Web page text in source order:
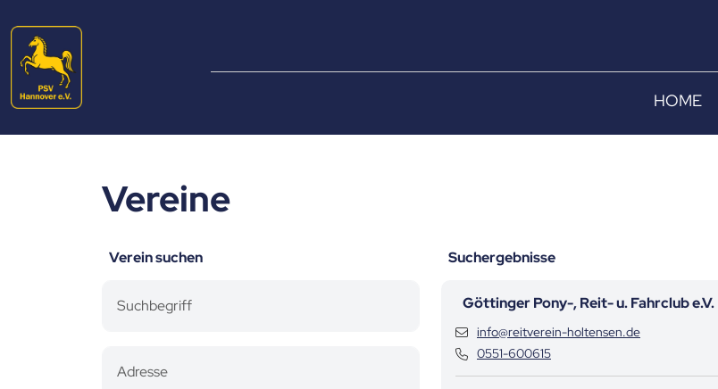
HOME
Vereine
Verein suchen Suchergebnisse
Göttinger Pony-, Reit- u. Fahrclub e.V.
Kontaktdaten
info@reitverein-holtensen.de
Kontaktdaten
0551-600615